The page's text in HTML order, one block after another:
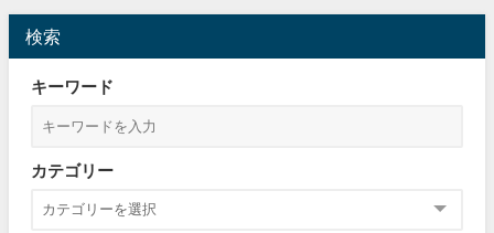
検索
キーワード
カテゴリー